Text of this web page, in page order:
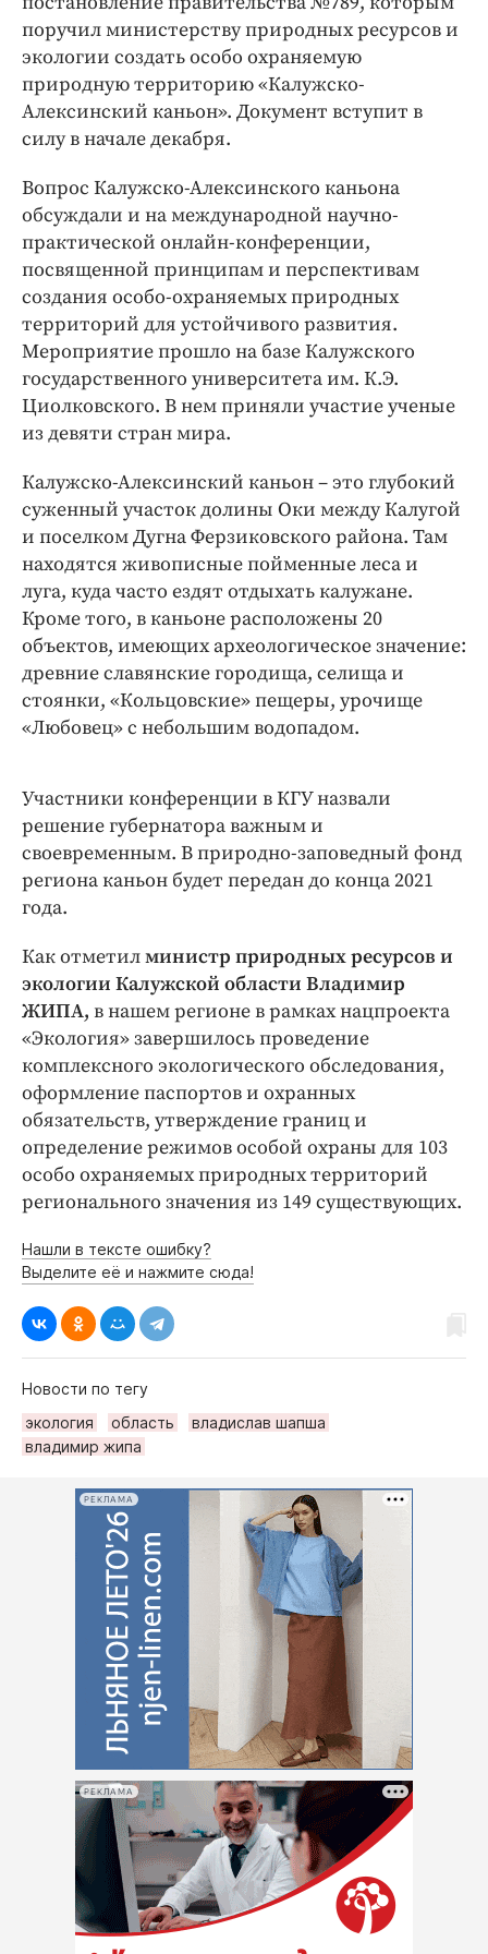
Интересное чтиво
Клиника года
Бренд года
Работодатель года
поручил министерству природных ресурсов и
экологии создать особо охраняемую
природную территорию «Калужско-
Алексинский каньон». Документ вступит в
силу в начале декабря.
Вопрос Калужско-Алексинского каньона
обсуждали и на международной научно-
практической онлайн-конференции,
посвященной принципам и перспективам
создания особо-охраняемых природных
территорий для устойчивого развития.
Мероприятие прошло на базе Калужского
государственного университета им. К.Э.
Циолковского. В нем приняли участие ученые
из девяти стран мира.
Калужско-Алексинский каньон – это глубокий
суженный участок долины Оки между Калугой
и поселком Дугна Ферзиковского района. Там
находятся живописные пойменные леса и
луга, куда часто ездят отдыхать калужане.
Кроме того, в каньоне расположены 20
объектов, имеющих археологическое значение:
древние славянские городища, селища и
стоянки, «Кольцовские» пещеры, урочище
«Любовец» с небольшим водопадом.
Участники конференции в КГУ назвали
решение губернатора важным и
своевременным. В природно-заповедный фонд
региона каньон будет передан до конца 2021
года.
Как отметилминистр природных ресурсов и
экологии Калужской области Владимир
ЖИПА, в нашем регионе в рамках нацпроекта
«Экология» завершилось проведение
комплексного экологического обследования,
оформление паспортов и охранных
обязательств, утверждение границ и
определение режимов особой охраны для 103
особо охраняемых природных территорий
регионального значения из 149 существующих.
Нашли в тексте ошибку?
Выделите её и нажмите сюда!
Новости по тегу
экология
область
владислав шапша
владимир жипа
РЕКЛАМА
РЕКЛАМА